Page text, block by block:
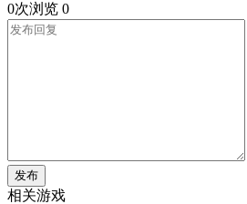
0次浏览 0
发布
相关游戏